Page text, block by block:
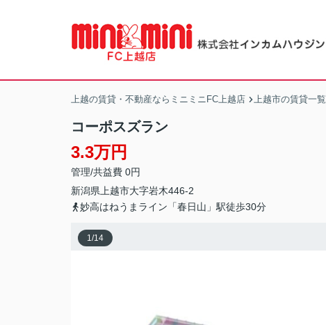
上越の賃貸・不動産ならミニミニFC上越店 上越市の賃貸一覧
コーポスズラン
3.3万円
管理/共益費 0円
新潟県 上越市大字岩木446-2
妙高はねうまライン「春日山」駅徒歩30分
1/14